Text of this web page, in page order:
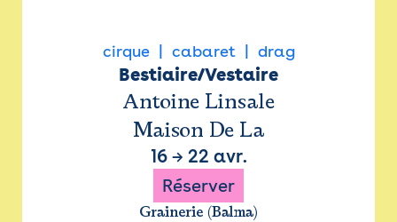
cirque cabaret drag
Bestiaire/Vestaire
Antoine Linsale
Maison De La
16→ 22 avr.
Réserver
Grainerie (Balma)